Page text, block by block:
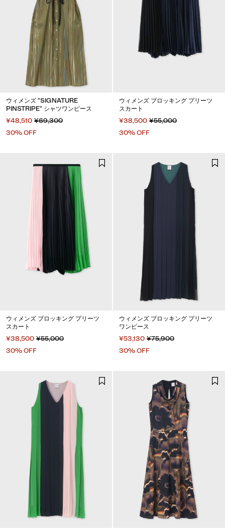
ウィメンズ "SIGNATURE
PINSTRIPE" シャツワンピース
¥48,510 ¥69,300
30% OFF
ウィメンズ ブロッキング プリーツ
スカート
¥38,500 ¥55,000
30% OFF
ウィメンズ ブロッキング プリーツ
スカート
¥38,500 ¥55,000
30% OFF
ウィメンズ ブロッキング プリーツ
ワンピース
¥53,130 ¥75,900
30% OFF